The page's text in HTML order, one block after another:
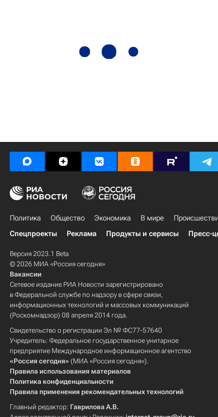
Политика Общество Экономика В мире
Спецпроекты
Реклама Продукты и сервисы Пресс-
Версия 2023.1 Beta
© 2026 МИА «Россия сегодня»
Вакансии
Сетевое издание РИА Новости зарегистрировано
в Федеральной службе по надзору в сфере связи,
информационных технологий и массовых коммуникаций
(Роскомнадзор) 08 апреля 2014 года.
Свидетельство о регистрации Эл № ФС77-57640
Учредитель: Федеральное государственное унитарное
предприятие Международное информационное агентство
«Россия сегодня» (МИА «Россия сегодня»).
Правила использования материалов
Политика конфиденциальности
Правила применения рекомендательных технологий
Главный редактор: Гаврилова А.В.